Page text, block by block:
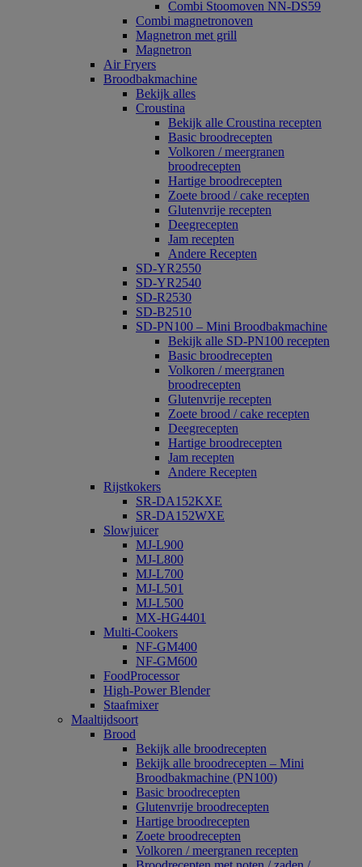
Combi Stoomoven NN-DS59
Combi magnetronoven
Magnetron met grill
Magnetron
Air Fryers
Broodbakmachine
Bekijk alles
Croustina
Bekijk alle Croustina recepten
Basic broodrecepten
Volkoren / meergranen
broodrecepten
Hartige broodrecepten
Zoete brood / cake recepten
Glutenvrije recepten
Deegrecepten
Jam recepten
Andere Recepten
SD-YR2550
SD-YR2540
SD-R2530
SD-B2510
SD-PN100 – Mini Broodbakmachine
Bekijk alle SD-PN100 recepten
Basic broodrecepten
Volkoren / meergranen
broodrecepten
Glutenvrije recepten
Zoete brood / cake recepten
Deegrecepten
Hartige broodrecepten
Jam recepten
Andere Recepten
Rijstkokers
SR-DA152KXE
SR-DA152WXE
Slowjuicer
MJ-L900
MJ-L800
MJ-L700
MJ-L501
MJ-L500
MX-HG4401
Multi-Cookers
NF-GM400
NF-GM600
FoodProcessor
High-Power Blender
Staafmixer
Maaltijdsoort
Brood
Bekijk alle broodrecepten
Bekijk alle broodrecepten – Mini
Broodbakmachine (PN100)
Basic broodrecepten
Glutenvrije broodrecepten
Hartige broodrecepten
Zoete broodrecepten
Volkoren / meergranen recepten